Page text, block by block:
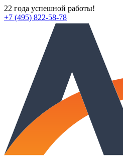
22 года успешной работы!
+7 (495) 822-58-78